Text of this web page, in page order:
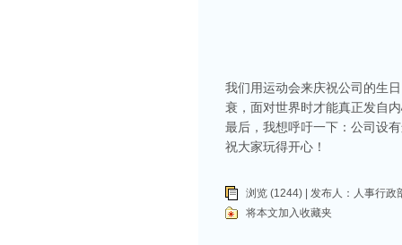
我们用运动会来庆祝公司的生
衰，面对世界时才能真正发自
最后，我想呼吁一下：公司设
祝大家玩得开心！
浏览 (1244) | 发布人： 人事行政
将本文加入收藏夹